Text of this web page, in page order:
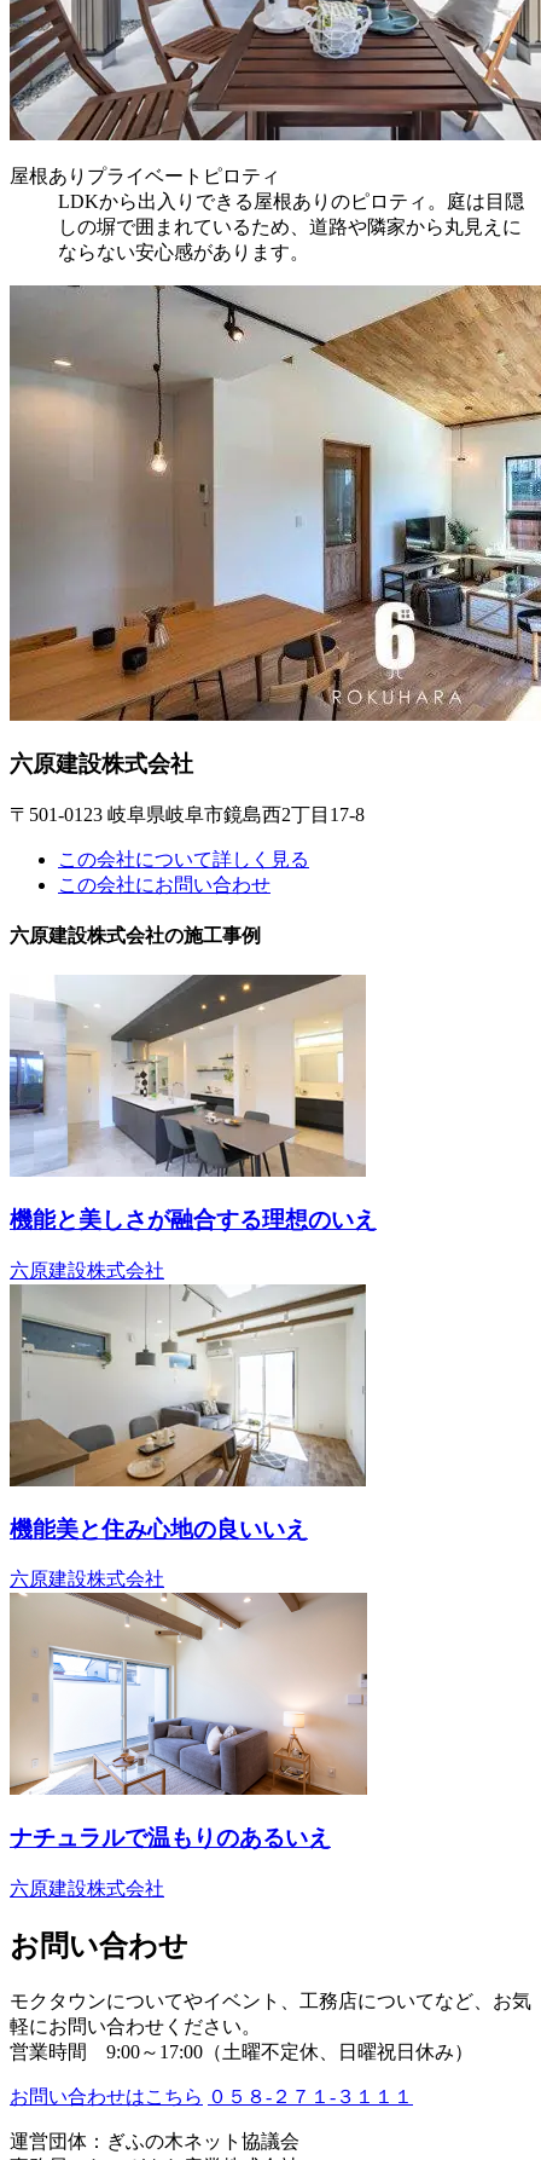
屋根ありプライベートピロティ
LDKから出入りできる屋根ありのピロティ。庭は目隠
しの塀で囲まれているため、道路や隣家から丸見えに
ならない安心感があります。
六原建設株式会社
〒501-0123 岐阜県岐阜市鏡島西2丁目17-8
この会社について詳しく見る
この会社にお問い合わせ
六原建設株式会社の施工事例
機能と美しさが融合する理想のいえ
六原建設株式会社
機能美と住み心地の良いいえ
六原建設株式会社
ナチュラルで温もりのあるいえ
六原建設株式会社
お問い合わせ
モクタウンについてやイベント、工務店についてなど、お気
軽にお問い合わせください。
営業時間 9:00～17:00（土曜不定休、日曜祝日休み）
お問い合わせはこちら ０５８-２７１-３１１１
運営団体：ぎふの木ネット協議会